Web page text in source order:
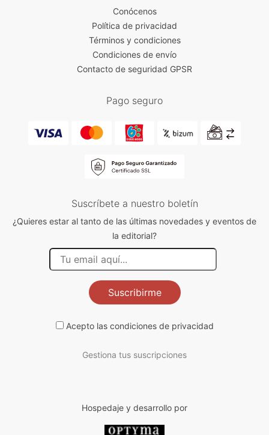
Conócenos
Política de privacidad
Términos y condiciones
Condiciones de envío
Contacto de seguridad GPSR
Pago seguro
Suscríbete a nuestro boletín
¿Quieres estar al tanto de las últimas novedades y eventos de
la editorial?
Suscribirme
Acepto las condiciones de privacidad
Gestiona tus suscripciones
Hospedaje y desarrollo por